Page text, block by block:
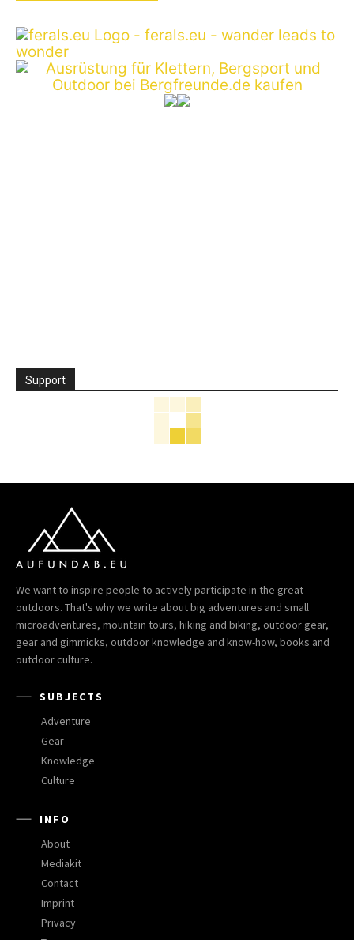
Support
We want to inspire people to actively participate in the great
outdoors. That's why we write about big adventures and small
microadventures, mountain tours, hiking and biking, outdoor gear,
gear and gimmicks, outdoor knowledge and know-how, books and
outdoor culture.
SUBJECTS
Adventure
Gear
Knowledge
Culture
INFO
About
Mediakit
Contact
Imprint
Privacy